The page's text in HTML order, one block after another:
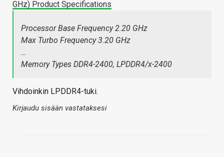
GHz) Product Specifications
Processor Base Frequency 2.20 GHz
Max Turbo Frequency 3.20 GHz
…
Memory Types DDR4-2400, LPDDR4/x-2400
Vihdoinkin LPDDR4-tuki.
Kirjaudu sisään vastataksesi